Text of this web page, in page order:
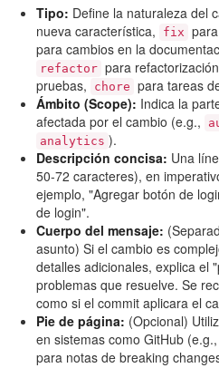
Tipo: Define la naturaleza del
nueva característica,
fix
para cambios en la
refactor para
pruebas,
chore para tareas
Ámbito (Scope): Indica la
afectada por el cambio (e.g.,
analytics ).
Descripción concisa: Una
50-72 caracteres), en
ejemplo, "Agregar botón de
de login".
Cuerpo del mensaje:
asunto) Si el cambio es
detalles adicionales, explica el
problemas que resuelve. Se
como si el commit aplicara el
Pie de página: (Opcional)
en sistemas como GitHub (e.g.,
para notas de breaking